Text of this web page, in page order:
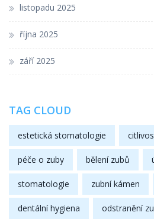
listopadu 2025
října 2025
září 2025
TAG CLOUD
estetická stomatologie
péče o zuby bělení zubů
stomatologie zubní kámen
dentální hygiena odstranění